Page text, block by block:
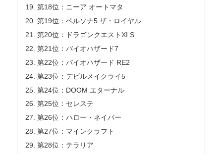
第18位：ニーア オートマタ
第19位：ペルソナ5 ザ・ロイヤル
第20位：ドラゴンクエストXI S
第21位：バイオハザード7
第22位：バイオハザード RE2
第23位：デビルメイクライ5
第24位：DOOM エターナル
第25位：セレステ
第26位：ハロー・ネイバー
第27位：マインクラフト
第28位：テラリア